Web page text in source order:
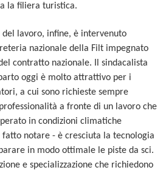
la filiera turistica.
del lavoro, infine, è intervenuto
nazionale della Filt impegnato
contratto nazionale. Il sindacalista
oggi è molto attrattivo per i
a cui sono richieste sempre
a fronte di un lavoro che
in condizioni climatiche
notare - è cresciuta la tecnologia
in modo ottimale le piste da sci.
e specializzazione che richiedono